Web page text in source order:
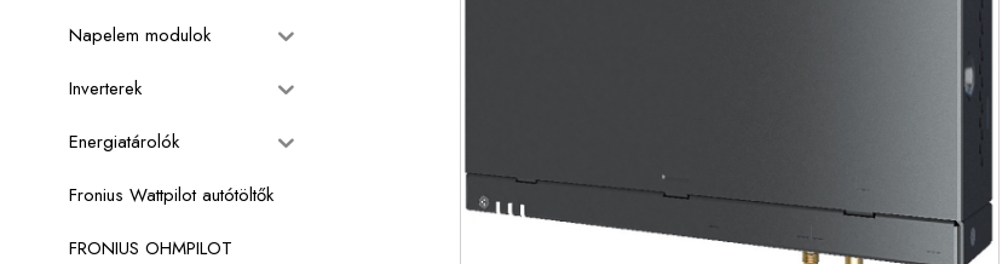
Napelem modulok
Inverterek
Energiatárolók
Fronius Wattpilot autótöltők
FRONIUS OHMPILOT